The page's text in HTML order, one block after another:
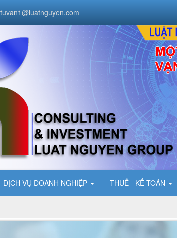
DỊCH VỤ DOANH NGHIỆP THUẾ - KẾ TOÁN
tuvan1@luatnguyen.com